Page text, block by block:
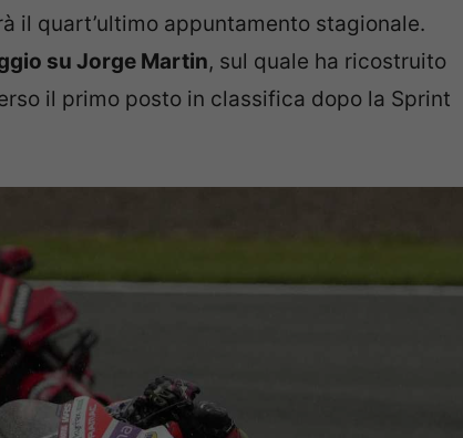
il quart’ultimo appuntamento stagionale.
su Jorge Martin, sul quale ha ricostruito
il primo posto in classifica dopo la Sprint